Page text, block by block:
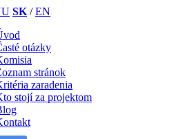
SK /EN
otázky
stránok
zaradenia
stojí za projektom